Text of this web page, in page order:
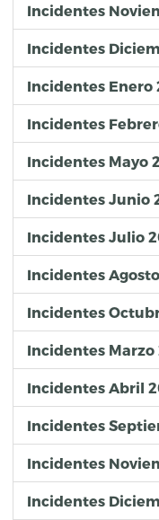
Incidentes
Incidentes
Incidentes Enero
Incidentes
Incidentes Mayo
Incidentes Junio
Incidentes Julio
Incidentes
Incidentes
Incidentes Marzo
Incidentes Abril
Incidentes
Incidentes
Incidentes